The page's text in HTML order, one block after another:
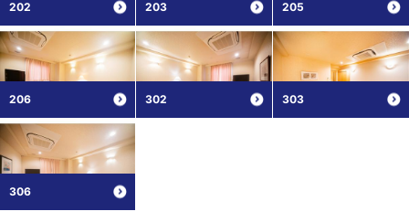
202 203 205
206 302 303
306